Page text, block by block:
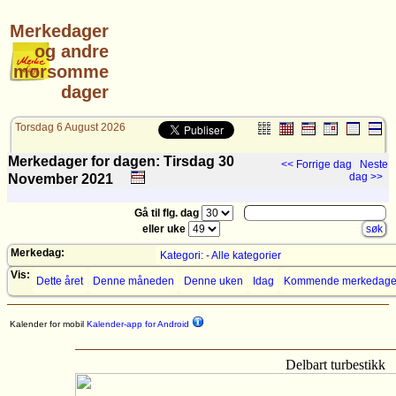
Merkedager
og andre
morsomme
dager
Torsdag 6 August 2026
Merkedager for dagen: Tirsdag 30
November 2021
<< Forrige dag
Neste
dag >>
Gå til flg. dag
eller uke
Merkedag:
Kategori: - Alle kategorier
Vis:
Dette året Denne måneden Denne uken Idag Kommende
Kalender for mobil Kalender-app for Android
Delbart turbestikk